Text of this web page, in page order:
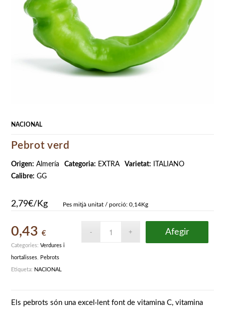
NACIONAL
Pebrot verd
Origen: Almería Categoria: EXTRA Varietat:
ITALIANO
Calibre: GG
2,79€/Kg Pes mitjà unitat / porció: 0,14Kg
0,43€ Afegir
Categories:Verdures i
hortalisses Pebrots
Etiqueta: NACIONAL
Els pebrots són una excel·lent font de vitamina C, vitamina